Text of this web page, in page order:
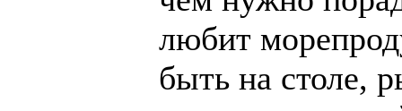
любит
быть на столе,